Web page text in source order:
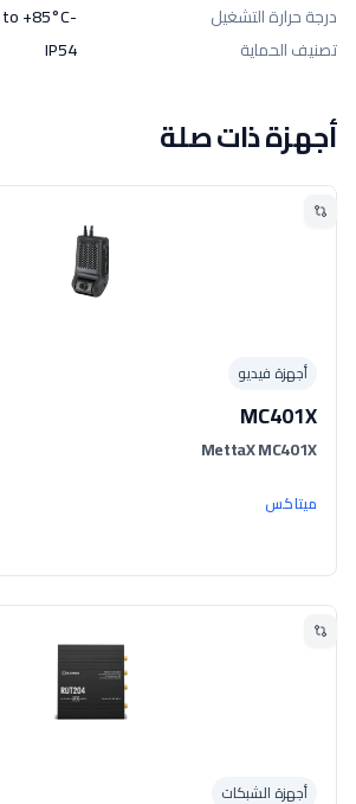
درجة حرارة التشغيل
-40°C to +85°C
تصنيف الحماية
IP54
أجهزة ذات صلة
أجهزة فيديو
MC401X
MettaX MC401X
ميتاكس
أجهزة الشبكات